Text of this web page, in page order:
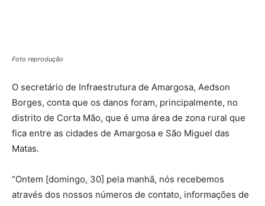
Foto reprodução
O secretário de Infraestrutura de Amargosa, Aedson
Borges, conta que os danos foram, principalmente, no
distrito de Corta Mão, que é uma área de zona rural que
fica entre as cidades de Amargosa e São Miguel das
Matas.
“Ontem [domingo, 30] pela manhã, nós recebemos
através dos nossos números de contato, informações de